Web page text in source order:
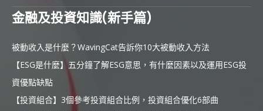
金融及投資知識(新手篇)
被動收入是什麼？WavingCat告訴你10大被動收入方法
【ESG是什麼】五分鐘了解ESG意思，有什麼因素以及運用ESG投
資優點缺點
【投資組合】3個參考投資組合比例，投資組合優化6部曲